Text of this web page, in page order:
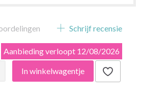
Schrijf recensie
Aanbieding verloopt 12/08/2026
In winkelwagentje